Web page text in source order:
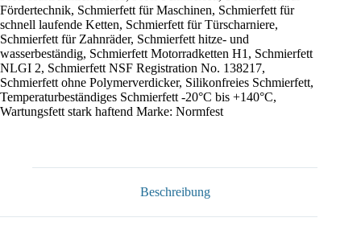
Fördertechnik, Schmierfett für Maschinen, Schmierfett für
schnell laufende Ketten, Schmierfett für Türscharniere,
Schmierfett für Zahnräder, Schmierfett hitze- und
wasserbeständig, Schmierfett Motorradketten H1 , Schmierfett
NLGI 2, Schmierfett NSF Registration No. 138217,
Schmierfett ohne Polymerverdicker, Silikonfreies Schmierfett,
Temperaturbeständiges Schmierfett -20°C bis +140°C,
Wartungsfett stark haftend Marke: Normfest
Beschreibung